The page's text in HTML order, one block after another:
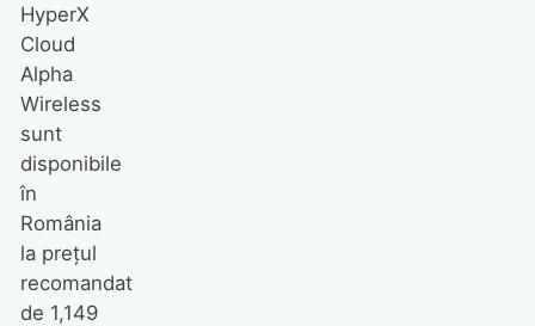
HyperX
Cloud
Alpha
Wireless
sunt
disponibile
în
România
la prețul
recomandat
de 1,149